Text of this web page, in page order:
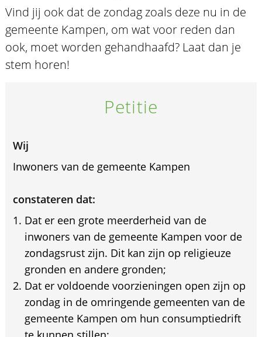
Vind jij ook dat de zondag zoals deze nu in de
gemeente Kampen, om wat voor reden dan
ook, moet worden gehandhaafd? Laat dan je
stem horen!
Petitie
Wij
Inwoners van de gemeente Kampen
constateren dat:
Dat er een grote meerderheid van de
inwoners van de gemeente Kampen voor de
zondagsrust zijn. Dit kan zijn op religieuze
gronden en andere gronden;
Dat er voldoende voorzieningen open zijn op
zondag in de omringende gemeenten van de
gemeente Kampen om hun consumptiedrift